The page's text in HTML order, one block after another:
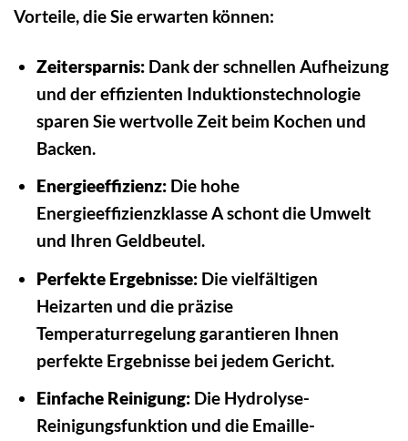
Vorteile, die Sie erwarten können:
Zeitersparnis:Dank der schnellen Aufheizung
und der effizienten Induktionstechnologie
sparen Sie wertvolle Zeit beim Kochen und
Backen.
Energieeffizienz:Die hohe
Energieeffizienzklasse A schont die Umwelt
und Ihren Geldbeutel.
Perfekte Ergebnisse:Die vielfältigen
Heizarten und die präzise
Temperaturregelung garantieren Ihnen
perfekte Ergebnisse bei jedem Gericht.
Einfache Reinigung:Die Hydrolyse-
Reinigungsfunktion und die Emaille-